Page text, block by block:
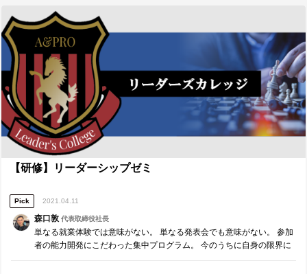
【研修】リーダーシップゼミ
Pick 2021.04.11
森口敦代表取締役社長
単なる就業体験では意味がない。 単なる発表会でも意味がない。 参加
者の能力開発にこだわった集中プログラム。 今のうちに自身の限界に